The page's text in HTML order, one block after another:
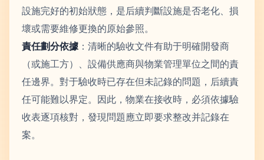
設施完好的初始狀態，是后續判斷設施是否老化、損
壞或需要維修更換的原始參照。
責任劃分依據：清晰的驗收文件有助于明確開發商
（或施工方）、設備供應商與物業管理單位之間的責
任邊界。對于驗收時已存在但未記錄的問題，后續責
任可能難以界定。因此，物業在接收時，必須依據驗
收表逐項核對，發現問題應立即要求整改并記錄在
案。